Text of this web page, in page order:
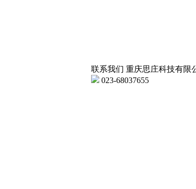
联系我们 重庆思庄科技有限
023-68037655